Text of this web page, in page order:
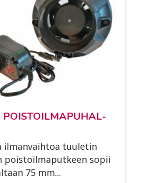
POIS­TOIL­MA­PU­HAL­
il­man­vaih­toa tuu­le­tin
pois­toil­ma­put­keen so­pii
75 mm...